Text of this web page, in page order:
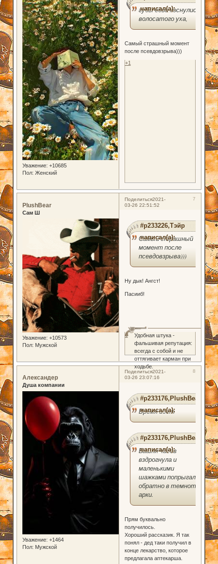
Уважение: +10685
Пол: Женский
написал(а):
губы едва коснулись
волосатого уха,
Самый страшный момент
после псевдовзрыва)))
+1
Поделиться 7
2021-
03-26 22:51:52
PlushBear
Сам Ш
Уважение: +10573
Пол: Мужской
#p233226,Тэйр
написал(а):
Самый страшный
момент после
псевдовзрыва)))
Ну дык! Ангст!
Пасииб!
Удобная штука -
фальшивая репутация:
всегда с собой и не
оттягивает карман при
ходьбе.
0
Поделиться 8
2021-
03-26 23:07:16
Александер
Душа компании
Уважение: +1464
Пол: Мужской
#p233176,PlushBear
написал(а):
Время идет
#p233176,PlushBear
написал(а):
Башня часов
вздрогнула и
маленькими
шажками попрыгала
обратно в темноту
арки.
Прям буквально
получилось.
Хороший рассказик. Я так
понял - дед таки получил в
конце лекарство, которое
предлагала аптекарша.